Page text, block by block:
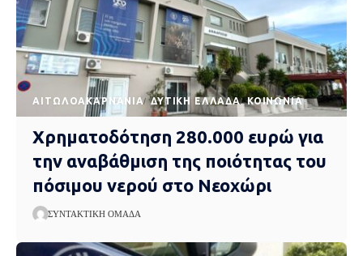
AΙΤΩΛΟΑΚΑΡΝΑΝΊΑ ΔΥΤΙΚΉ ΕΛΛΆΔΑ ΚΟΙΝΩΝΊΑ
Χρηματοδότηση 280.000 ευρώ για
την αναβάθμιση της ποιότητας του
πόσιμου νερού στο Νεοχώρι
ΣΥΝΤΑΚΤΙΚΉ ΟΜΆΔΑ